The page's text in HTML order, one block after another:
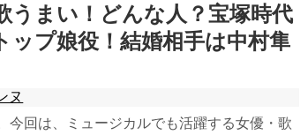
うまい！どんな人？宝塚時代
ップ娘役！結婚相手は中村隼
ヌ
今回は、ミュージカルでも活躍する女優・歌